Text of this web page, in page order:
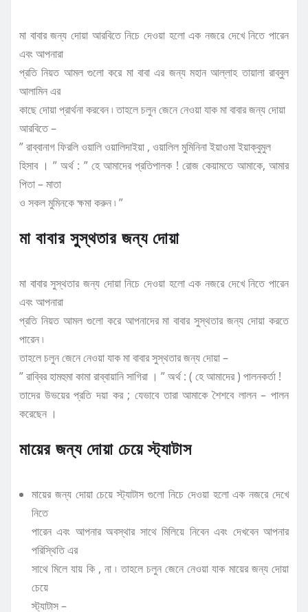
মা বাবার জন্য দোয়া আরবিতে নিচে দেওয়া হলো এক নজরে দেখে নিতে পারেন
এবং আপনারা
প্রতি নিয়ত আমল গুলো করে মা বাবা এর জন্য মহান আল্লাহ তায়ালা রাব্বুল
আলামিন এর
কাছে দোয়া প্রার্থনা করবেন ৷ তাহলে চলুন জেনে নেওয়া যাক মা বাবার জন্য দোয়া
আরবিতে –
” রাব্বানাগ ফিরলি ওয়ালি ওয়ালিদাইয়া , ওয়ালিল মুমিনিনা ইয়াওমা ইয়াক্বুমুল
হিসাব । ” অর্থ : ” হে আমাদের প্রতিপালক ! রোজ কেয়ামতে আমাকে, আমার
পিতা – মাতা
ও সকল মুমিনকে ক্ষমা করুন ৷ ”
মা বাবার সুস্থতার জন্য দোয়া
মা বাবার সুস্থতার জন্য দোয়া নিচে দেওয়া হলো এক নজরে দেখে নিতে পারেন
এবং আপনারা
প্রতি নিয়ত আমল গুলো করে আপনাদের মা বাবার সুস্থতার জন্য দোয়া করতে
পারেন ৷
তাহলে চলুন জেনে নেওয়া যাক মা বাবার সুস্থতার জন্য দোয়া –
” রাব্বির হামহুমা কামা রাব্বায়ানি সাগিরা । ” অর্থ : ( হে আমাদের ) পালনকর্তা !
তাদের উভয়ের প্রতি দয়া কর ; যেভাবে তারা আমাকে শৈশবে লালন – পালন
করেছেন ।
মায়ের জন্য দোয়া চেয়ে স্ট্যাটাস
মায়ের জন্য দোয়া চেয়ে স্ট্যাটাস গুলো নিচে দেওয়া হলো এক নজরে দেখে
নিতে
পারেন এবং আপনার অবস্থার সাথে মিলিয়ে নিবেন এবং দেখবেন আপনার
পরিস্থিতি এর
সাথে মিলে যায় কি , না ৷ তাহলে চলুন জেনে নেওয়া যাক মায়ের জন্য দোয়া
চেয়ে
স্ট্যাটাস –